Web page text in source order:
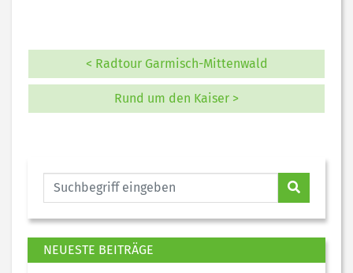
< Radtour Garmisch-Mittenwald
Rund um den Kaiser >
NEUESTE BEITRÄGE